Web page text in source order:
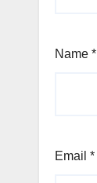
Name *
Email *